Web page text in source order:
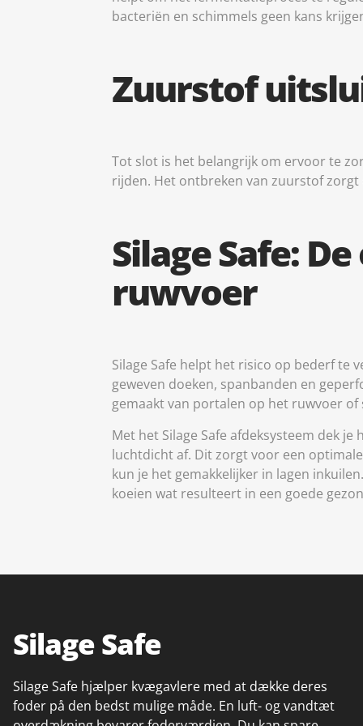
og
bacteriën en schimmels geen kans
Zuurstof
Tot slot is het belangrijk om ervoor te
rijden. Het ontbreken van zuurstof
Silage Safe:
ruwvoer
Silage Safe helpt het risico op bederf te
geweven doeken, spanbanden en
gemaakt van portalen op het ruwvoer
Met het Silage Safe afdeksysteem dek
luchtdicht af. Dit zorgt voor een
kun je het gemakkelijker in lagen
koeien wat resulteert in een goede
Silage Safe
Silage Safe hjælper kvægavlere med at dække deres
foder på den bedst mulige måde. En luft- og vandtæt